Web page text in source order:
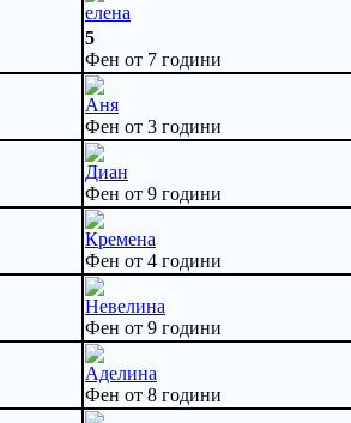
елена
5
Фен от 7 години
Аня
Фен от 3 години
Диан
Фен от 9 години
Кремена
Фен от 4 години
Невелина
Фен от 9 години
Аделина
Фен от 8 години